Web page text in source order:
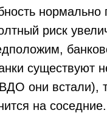
нормально
риск
существуют
они встали),
на